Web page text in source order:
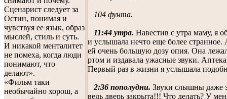
Сценарист следует за
Остин, понимая и
чувствуя ее язык, образ
мыслей, стиль и суть.
И никакой менталитет
не помеха, когда люди
понимают, что
делают».
«Фильм таки
необычайно хорош, а
104 фунта.
11:44 утра. Навестив с утра маму, я
и услышала нечто еще более странное.
ей очень большую дозу опия. Она
ртом и издавала ужасные звуки.
Первый раз в жизни я услышала
2:36 пополудни. Звуки слышны даже
ведь дверь закрыта!!! Что делать? У